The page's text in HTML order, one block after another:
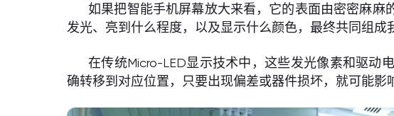
如果把智能手机屏幕放大来看，它的表面由密密麻
发光、亮到什么程度，以及显示什么颜色，最终共同组成
在传统Micro-LED显示技术中，这些发光像素和驱动
确转移到对应位置，只要出现偏差或器件损坏，就可能